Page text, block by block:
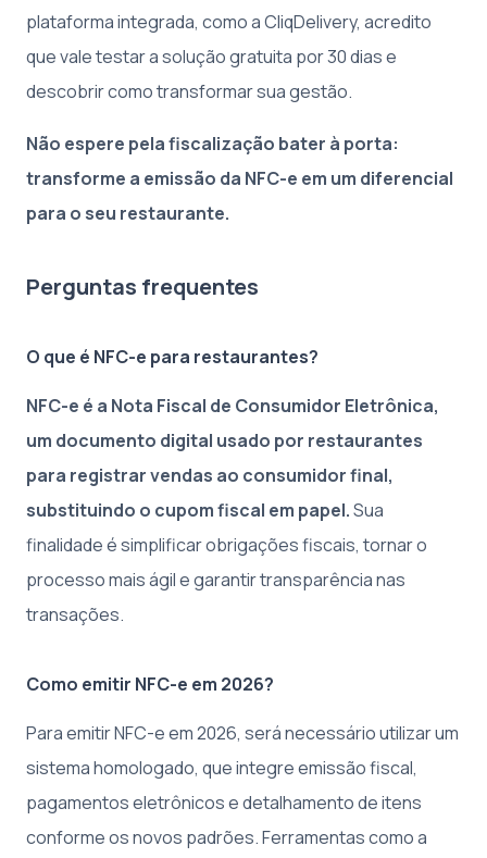
plataforma integrada, como a CliqDelivery, acredito
que vale testar a solução gratuita por 30 dias e
descobrir como transformar sua gestão.
Não espere pela fiscalização bater à porta:
transforme a emissão da NFC-e em um diferencial
para o seu restaurante.
Perguntas frequentes
O que é NFC-e para restaurantes?
NFC-e é a Nota Fiscal de Consumidor Eletrônica,
um documento digital usado por restaurantes
para registrar vendas ao consumidor final,
substituindo o cupom fiscal em papel.Sua
finalidade é simplificar obrigações fiscais, tornar o
processo mais ágil e garantir transparência nas
transações.
Como emitir NFC-e em 2026?
Para emitir NFC-e em 2026, será necessário utilizar um
sistema homologado, que integre emissão fiscal,
pagamentos eletrônicos e detalhamento de itens
conforme os novos padrões. Ferramentas como a